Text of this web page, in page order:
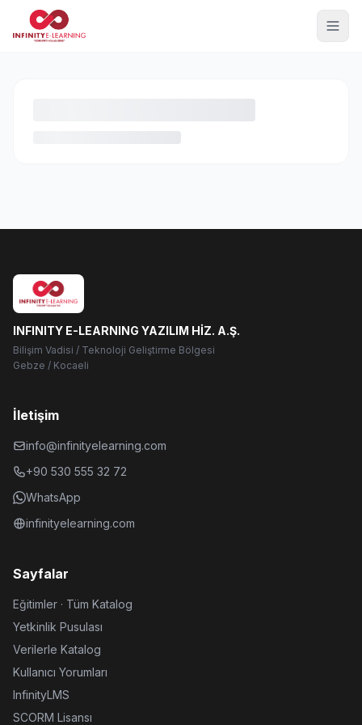
INFINITY E-LEARNING YAZILIM HİZ. A.Ş.
Bilişim Vadisi / Teknoloji Geliştirme Bölgesi
Gebze / Kocaeli
İletişim
info@infinityelearning.com
+90 530 555 32 72
WhatsApp
infinityelearning.com
Sayfalar
Eğitimler · Tüm Katalog
Yetkinlik Pusulası
Verilerle Katalog
Kullanıcı Yorumları
InfinityLMS
SCORM Lisansı